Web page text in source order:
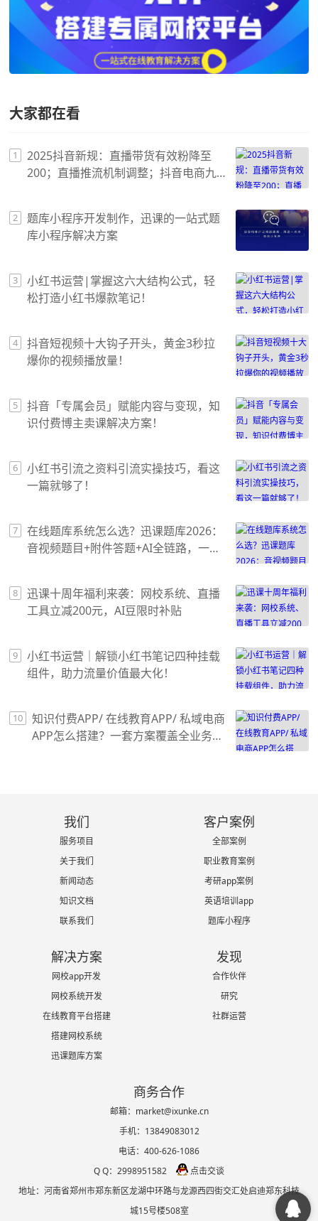
大家都在看
1
2025抖音新规：直播带货有效粉降至
200；直播推流机制调整；抖音电商九
2
题库小程序开发制作，迅课的一站式题
库小程序解决方案
3
小红书运营|掌握这六大结构公式，轻
松打造小红书爆款笔记！
4
抖音短视频十大钩子开头，黄金3秒拉
爆你的视频播放量！
5
抖音「专属会员」赋能内容与变现，知
识付费博主卖课解决方案！
6
小红书引流之资料引流实操技巧，看这
一篇就够了！
7
在线题库系统怎么选？迅课题库2026：
音视频题目+附件答题+AI全链路，一篇
8
迅课十周年福利来袭：网校系统、直播
工具立减200元，AI豆限时补贴
9
小红书运营｜解锁小红书笔记四种挂载
组件，助力流量价值最大化！
10
知识付费APP/ 在线教育APP/ 私域电商
APP怎么搭建？一套方案覆盖全业务场
我们
服务项目
关于我们
新闻动态
知识文档
联系我们
客户案例
全部案例
职业教育案例
考研app案例
英语培训app
题库小程序
解决方案
网校app开发
网校系统开发
在线教育平台搭建
搭建网校系统
迅课题库方案
发现
合作伙伴
研究
社群运营
商务合作
邮箱：market@ixunke.cn
手机：13849083012
电话：400-626-1086
Q Q：2998951582
点击交谈
地址：河南省郑州市郑东新区龙湖中环路与龙源西四街交汇处启迪郑东科技
城15号楼508室